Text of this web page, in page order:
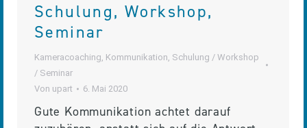
Schulung, Workshop,
Seminar
Kameracoaching, Kommunikation, Schulung / Workshop
/ Seminar
Von upart 6. Mai 2020
Gute Kommunikation achtet darauf